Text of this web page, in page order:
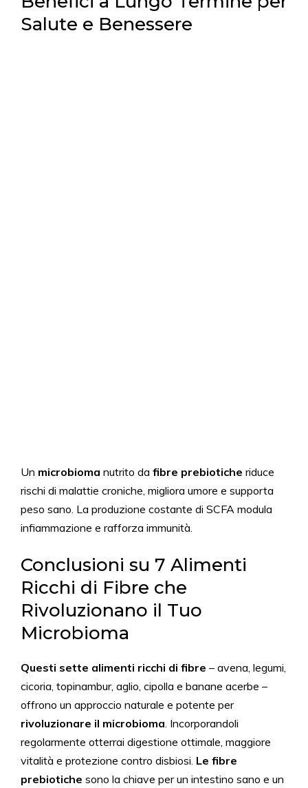
Salute e Benessere
Un microbioma nutrito da fibre prebiotiche riduce
rischi di malattie croniche, migliora umore e supporta
peso sano. La produzione costante di SCFA modula
infiammazione e rafforza immunità.
Conclusioni su 7 Alimenti
Ricchi di Fibre che
Rivoluzionano il Tuo
Microbioma
Questi sette alimenti ricchi di fibre – avena, legumi,
cicoria, topinambur, aglio, cipolla e banane acerbe –
offrono un approccio naturale e potente per
rivoluzionare il microbioma. Incorporandoli
regolarmente otterrai digestione ottimale, maggiore
vitalità e protezione contro disbiosi. Le fibre
prebiotiche sono la chiave per un intestino sano e un